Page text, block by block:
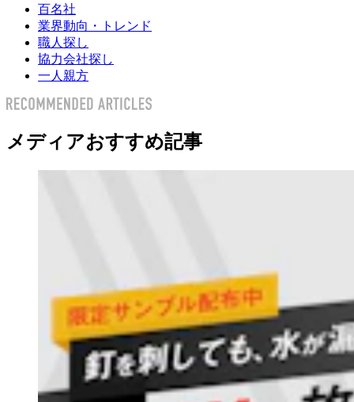
百名社
業界動向・トレンド
職人探し
協力会社探し
一人親方
メディアおすすめ記事